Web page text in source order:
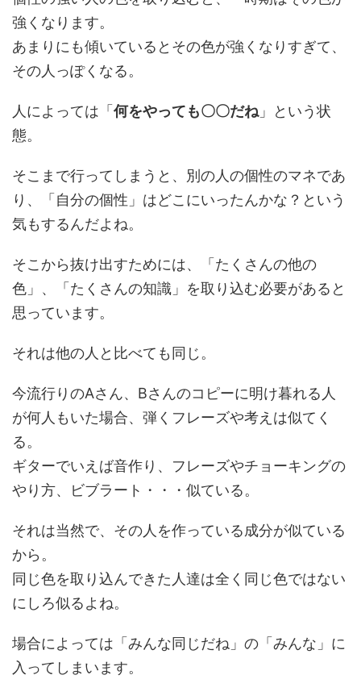
強くなります。
あまりにも傾いているとその色が強くなりすぎて、
その人っぽくなる。
人によっては「何をやっても〇〇だね 」という状
態。
そこまで行ってしまうと、別の人の個性のマネであ
り、「自分の個性」はどこにいったんかな？という
気もするんだよね。
そこから抜け出すためには、「たくさんの他の
色」、「たくさんの知識」を取り込む必要があると
思っています。
それは他の人と比べても同じ。
今流行りのAさん、Bさんのコピーに明け暮れる人
が何人もいた場合、弾くフレーズや考えは似てく
る。
ギターでいえば音作り、フレーズやチョーキングの
やり方、ビブラート・・・似ている。
それは当然で、その人を作っている成分が似ている
から。
同じ色を取り込んできた人達は全く同じ色ではない
にしろ似るよね。
場合によっては「みんな同じだね」の「みんな」に
入ってしまいます。